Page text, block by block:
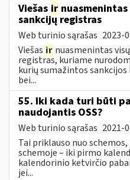
Viešas ir
sankcijų registras
Web turinio sąrašas 2023-
Viešas ir nuasmenintas
registras, kuriame
kurių sumažintos
bei...
55. Iki kada turi būti
naudojantis OSS?
Web turinio sąrašas 2021-
Tai priklauso nuo schemos,
schemoje – iki pirmo
kalendorinio ketvirčio
jei...